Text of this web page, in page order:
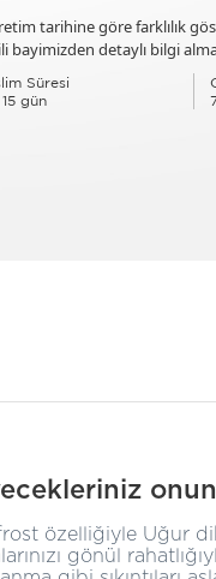
tarihine göre farklılık
bayimizden detaylı bilgi
Süresi
gün
özelliğiyle Uğur
gönül